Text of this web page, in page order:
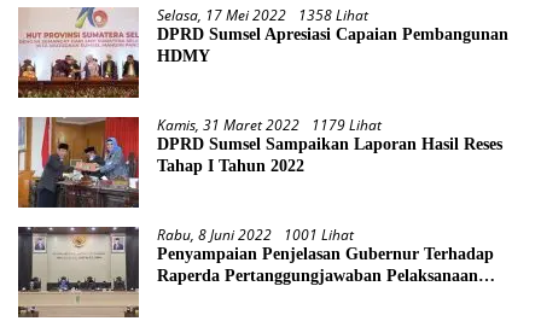
Selasa, 17 Mei 2022 1358 Lihat
DPRD Sumsel Apresiasi Capaian Pembangunan
HDMY
Kamis, 31 Maret 2022 1179 Lihat
DPRD Sumsel Sampaikan Laporan Hasil Reses
Tahap I Tahun 2022
Rabu, 8 Juni 2022 1001 Lihat
Penyampaian Penjelasan Gubernur Terhadap
Raperda Pertanggungjawaban Pelaksanaan